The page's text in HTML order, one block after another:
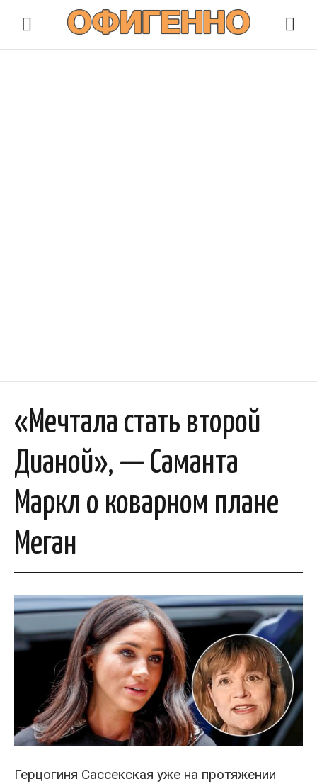
«Мечтала стать второй
Дианой», — Саманта
Маркл о коварном плане
Меган
Герцогиня Сассекская уже на протяжении